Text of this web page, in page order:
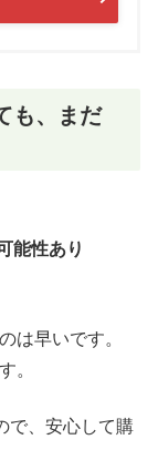
も、まだ
能性あり
は早いです。
。
で、安心して購